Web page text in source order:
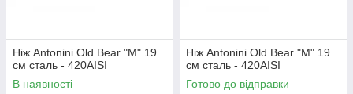
Ніж Antonini Old Bear "M" 19
см сталь - 420AISI
В наявності
Ніж Antonini Old Bear "M" 19
см сталь - 420AISI
Готово до відправки